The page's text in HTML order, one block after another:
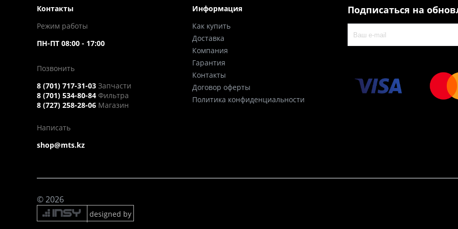
Контакты
Режим работы
ПН-ПТ 08:00 - 17:00
Позвонить
8 (701) 717-31-03 Запчасти
8 (701) 534-80-84 Фильтра
8 (727) 258-28-06 Магазин
Написать
shop@mts.kz
Информация
Как купить
Доставка
Компания
Гарантия
Контакты
Договор оферты
Политика конфиденциальности
Подписаться на
© 2026
designed by